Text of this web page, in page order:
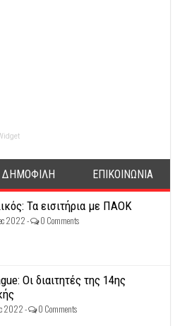
ΔΗΜΟΦΙΛΗ ΕΠΙΚΟΙΝΩΝΙΑ
Τα εισιτήρια με ΠΑΟΚ
2022 - 0 Comments
Οι διαιτητές της 14ης
2022 - 0 Comments